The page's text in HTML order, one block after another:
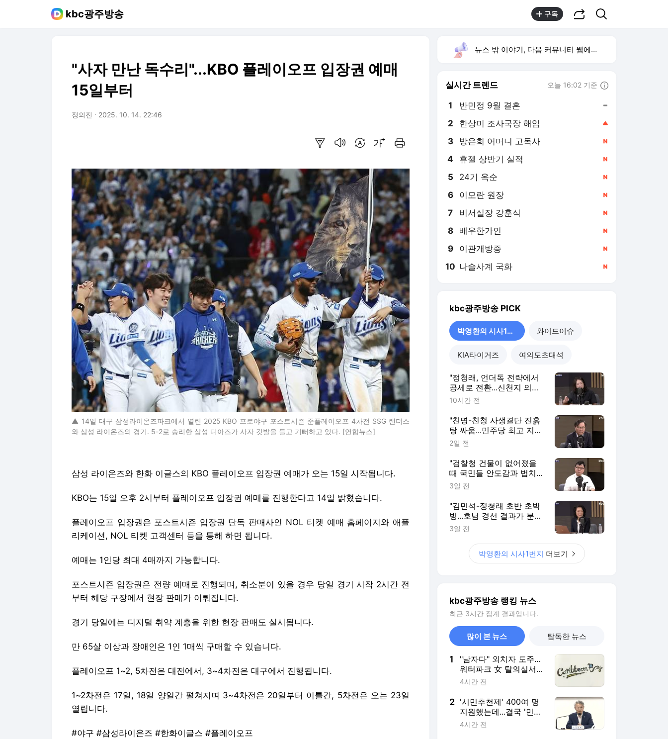
kbc광주방송 구독
"사자 만난 독수리"...KBO 플레이오프 입장권 예매
15일부터
정의진 2025. 10. 14. 22:46
▲ 14일 대구 삼성라이온즈파크에서 열린 2025 KBO 프로야구 포스트시즌 준플레이오프 4차전 SSG 랜더스
와 삼성 라이온즈의 경기. 5-2로 승리한 삼성 디아즈가 사자 깃발을 들고 기뻐하고 있다. [연합뉴스]
삼성 라이온즈와 한화 이글스의 KBO 플레이오프 입장권 예매가 오는 15일 시작됩니다.
KBO는 15일 오후 2시부터 플레이오프 입장권 예매를 진행한다고 14일 밝혔습니다.
플레이오프 입장권은 포스트시즌 입장권 단독 판매사인 NOL 티켓 예매 홈페이지와 애플
리케이션, NOL 티켓 고객센터 등을 통해 하면 됩니다.
예매는 1인당 최대 4매까지 가능합니다.
포스트시즌 입장권은 전량 예매로 진행되며, 취소분이 있을 경우 당일 경기 시작 2시간 전
부터 해당 구장에서 현장 판매가 이뤄집니다.
경기 당일에는 디지털 취약 계층을 위한 현장 판매도 실시됩니다.
만 65살 이상과 장애인은 1인 1매씩 구매할 수 있습니다.
플레이오프 1~2, 5차전은 대전에서, 3~4차전은 대구에서 진행됩니다.
1~2차전은 17일, 18일 양일간 펼쳐지며 3~4차전은 20일부터 이틀간, 5차전은 오는 23일
열립니다.
#야구 #삼성라이온즈 #한화이글스 #플레이오프
뉴스 밖 이야기, 다음 커뮤니티 웹에서 보기
실시간 트렌드 오늘 16:02 기준
1 반민정 9월 결혼
2 한상미 조사국장 해임
3 방은희 어머니 고독사
4 휴젤 상반기 실적
5 24기 옥순
6 이모란 원장
7 비서실장 강훈식
8 배우한가인
9 이관개방증
10 나솔사계 국화
kbc광주방송 PICK
박영환의 시사1번지 와이드이슈
KIA타이거즈 여의도초대석
"정청래, 언더독 전략에서
공세로 전환...신천지 의혹
계기로 전략 수정"[박영환
10시간 전
"친명-친청 사생결단 진흙
탕 싸움...민주당 최고 지도
부, 봉숭아학당 되나?"[박
2일 전
"검찰청 건물이 없어졌을
때 국민들 안도감과 법치
자체도 붕괴"[박영환의 시
3일 전
"김민석-정청래 초반 초박
빙...호남 경선 결과가 분수
령"[박영환의 시사1번지]
3일 전
박영환의 시사1번지 더보기
kbc광주방송 랭킹 뉴스
최근 3시간 집계 결과입니다.
많이 본 뉴스 탐독한 뉴스
1
"남자다" 외치자 도주…
워터파크 女 탈의실서
'불법 촬영' 수사
4시간 전
2 '시민추천제' 400여 명
지원했는데...결국 '민형
배 인수위 인사'
4시간 전